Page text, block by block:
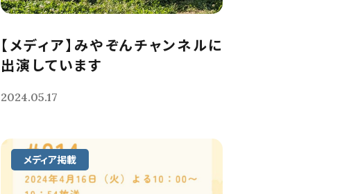
【メディア】みやぞんチャンネルに
出演しています
2024.05.17
メディア掲載